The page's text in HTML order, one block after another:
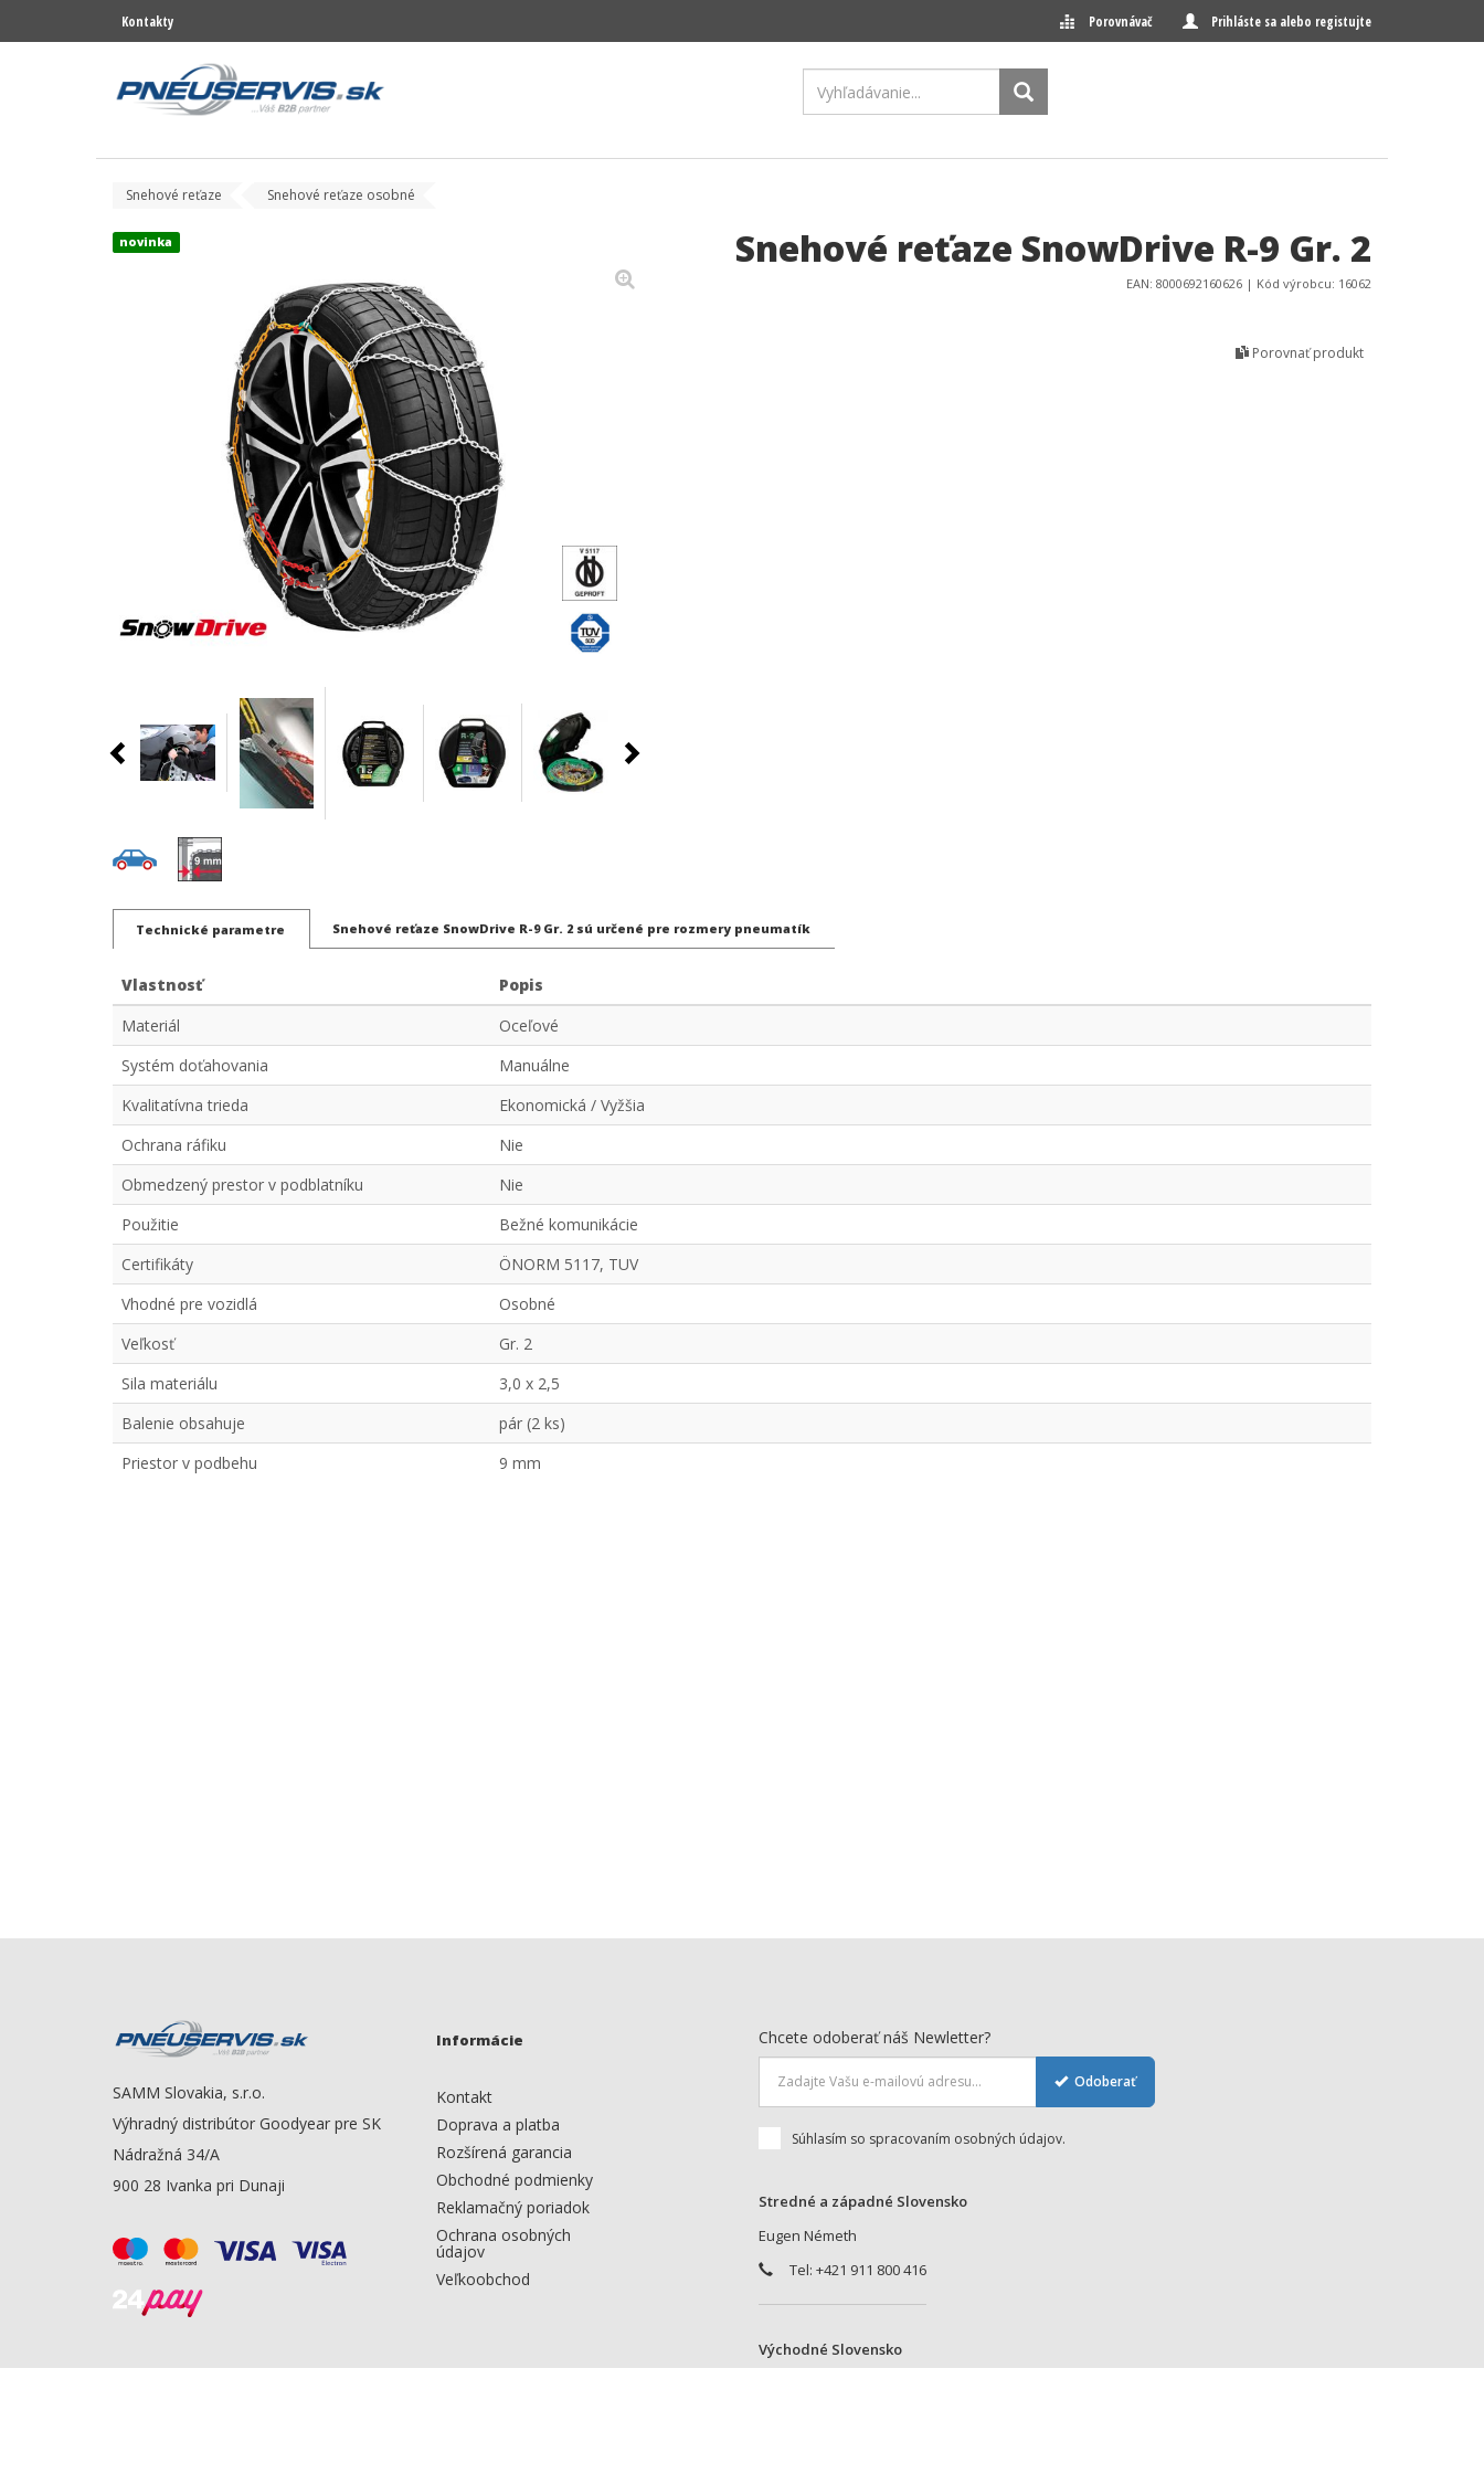
Kontakty Prihláste sa alebo registujte
Porovnávač
Snehové reťaze Snehové reťaze osobné
novinka Snehové reťaze SnowDrive R-9 Gr. 2
EAN: 8000692160626 | Kód výrobcu: 16062
Porovnať produkt
Technické parametre Snehové reťaze SnowDrive R-9 Gr. 2 sú určené pre rozmery pneumatík
Vlastnosť
Popis
Materiál
Oceľové
Systém doťahovania
Manuálne
Kvalitatívna trieda
Ekonomická / Vyžšia
Ochrana ráfiku
Nie
Obmedzený prestor v podblatníku
Nie
Použitie
Bežné komunikácie
Certifikáty
ÖNORM 5117, TUV
Vhodné pre vozidlá
Osobné
Veľkosť
Gr. 2
Sila materiálu
3,0 x 2,5
Balenie obsahuje
pár (2 ks)
Priestor v podbehu
9 mm
SAMM Slovakia, s.r.o.
Výhradný distribútor Goodyear pre SK
Nádražná 34/A
900 28 Ivanka pri Dunaji
Informácie
Kontakt
Doprava a platba
Rozšírená garancia
Obchodné podmienky
Reklamačný poriadok
Ochrana osobných
údajov
Veľkoobchod
Chcete odoberať náš Newletter?
emailovú
adresu
Odoberať
Súhlasím so spracovaním osobných údajov.
Stredné a západné Slovensko
Eugen Németh
Tel: +421 911 800 416
Východné Slovensko